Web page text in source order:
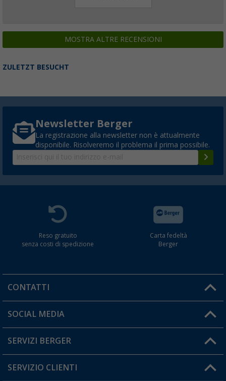
MOSTRA ALTRE RECENSIONI
ZULETZT BESUCHT
Newsletter Berger
La registrazione alla newsletter non è attualmente
disponibile. Risolveremo il problema il prima possibile.
Reso gratuito
senza costi di spedizione
Carta fedeltà
Berger
CONTATTI
Orari di apertura del servizio:
Hai una domanda?
SOCIAL MEDIA
SERVIZI BERGER
Diventare rivenditori
SERVIZIO CLIENTI